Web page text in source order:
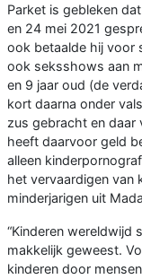
Parket is gebleken
en 24 mei 2021
ook betaalde hij voor
ook seksshows aan
en 9 jaar oud (de
kort daarna onder
zus gebracht en
heeft daarvoor geld
alleen
het vervaardigen van
minderjarigen uit
“Kinderen wereldwijd
makkelijk geweest.
kinderen door